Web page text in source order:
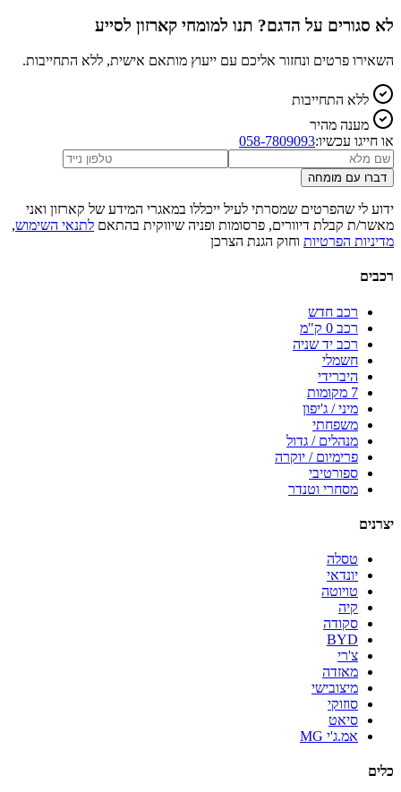
לא סגורים על הדגם? תנו למומחי קארזון לסייע
השאירו פרטים ונחזור אליכם עם ייעוץ מותאם אישית, ללא התחייבות.
ללא התחייבות
מענה מהיר
או חייגו עכשיו:058-7809093
דברו עם מומחה
ידוע לי שהפרטים שמסרתי לעיל ייכללו במאגרי המידע של קארזון ואני
מאשר/ת קבלת דיוורים, פרסומות ופניה שיווקית בהתאם לתנאי השימוש,
מדיניות הפרטיות וחוק הגנת הצרכן
רכבים
רכב חדש
רכב 0 ק"מ
רכב יד שניה
חשמלי
היברידי
7 מקומות
מיני / ג'יפון
משפחתי
מנהלים / גדול
פרימיום / יוקרה
ספורטיבי
מסחרי וטנדר
יצרנים
טסלה
יונדאי
טויוטה
קיה
סקודה
BYD
צ'רי
מאזדה
מיצובישי
סוזוקי
סיאט
אמ.ג'י MG
כלים